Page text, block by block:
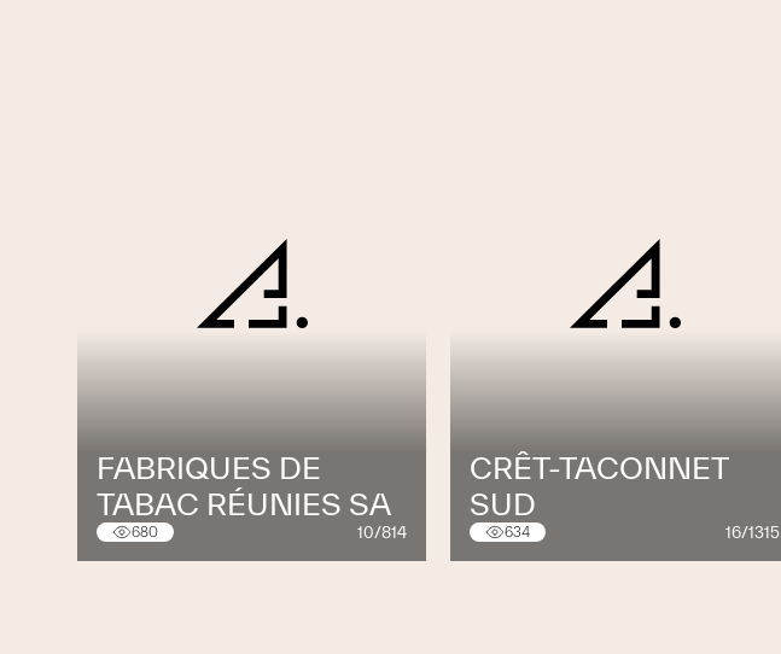
FABRIQUES DE
TABAC RÉUNIES SA
680 10/814
CRÊT-TACONNET
SUD
634 16/1315